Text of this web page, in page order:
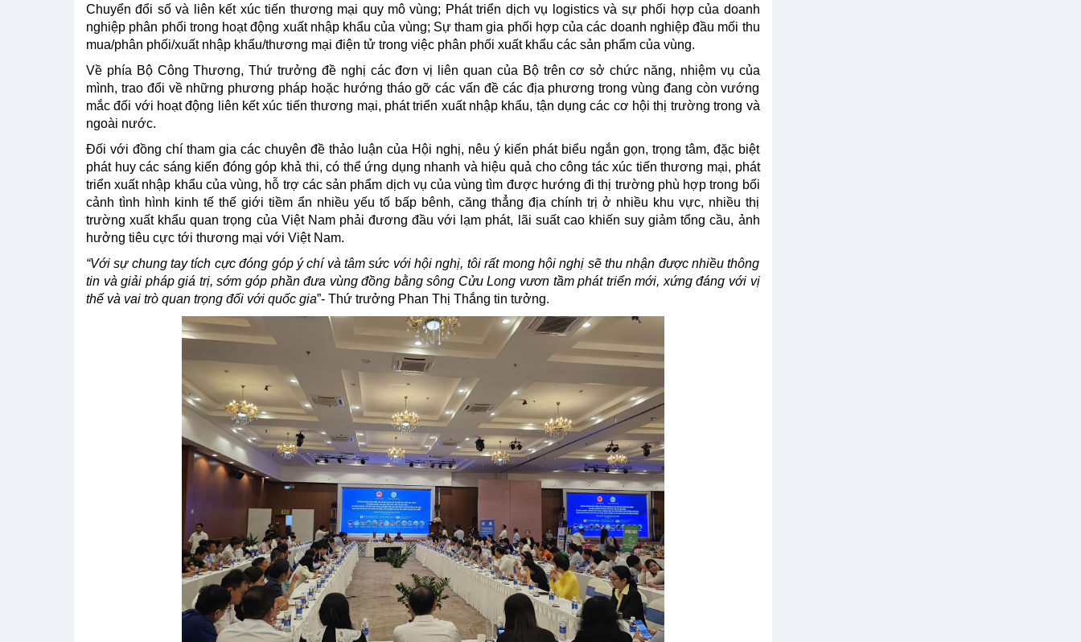
Chuyển đổi số và liên kết xúc tiến thương mại quy mô vùng; Phát triển dịch vụ logistics và sự phối hợp của doanh
nghiệp phân phối trong hoạt động xuất nhập khẩu của vùng; Sự tham gia phối hợp của các doanh nghiệp đầu mối thu
mua/phân phối/xuất nhập khẩu/thương mại điện tử trong việc phân phối xuất khẩu các sản phẩm của vùng.
Về phía Bộ Công Thương, Thứ trưởng đề nghị các đơn vị liên quan của Bộ trên cơ sở chức năng, nhiệm vụ của
mình, trao đổi về những phương pháp hoặc hướng tháo gỡ các vấn đề các địa phương trong vùng đang còn vướng
mắc đối với hoạt động liên kết xúc tiến thương mại, phát triển xuất nhập khẩu, tận dụng các cơ hội thị trường trong và
ngoài nước.
Đối với đồng chí tham gia các chuyên đề thảo luận của Hội nghị, nêu ý kiến phát biểu ngắn gọn, trọng tâm, đặc biệt
phát huy các sáng kiến đóng góp khả thi, có thể ứng dụng nhanh và hiệu quả cho công tác xúc tiến thương mại, phát
triển xuất nhập khẩu của vùng, hỗ trợ các sản phẩm dịch vụ của vùng tìm được hướng đi thị trường phù hợp trong bối
cảnh tình hình kinh tế thế giới tiềm ẩn nhiều yếu tố bấp bênh, căng thẳng địa chính trị ở nhiều khu vực, nhiều thị
trường xuất khẩu quan trọng của Việt Nam phải đương đầu với lạm phát, lãi suất cao khiến suy giảm tổng cầu, ảnh
hưởng tiêu cực tới thương mại với Việt Nam.
“Với sự chung tay tích cực đóng góp ý chí và tâm sức với hội nghị, tôi rất mong hội nghị sẽ thu nhận được nhiều thông
tin và giải pháp giá trị, sớm góp phần đưa vùng đồng bằng sông Cửu Long vươn tầm phát triển mới, xứng đáng với vị
thế và vai trò quan trọng đối với quốc gia”- Thứ trưởng Phan Thị Thắng tin tưởng.